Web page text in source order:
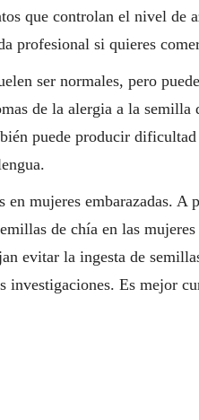
que controlan el nivel de
profesional si quieres
ser normales, pero
de la alergia a la
puede producir
en mujeres embarazadas. A
de chía en las
evitar la ingesta de
investigaciones. Es mejor